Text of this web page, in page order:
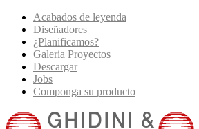
Acabados de leyenda
Diseñadores
¿Planificamos?
Galeria Proyectos
Descargar
Jobs
Componga su producto